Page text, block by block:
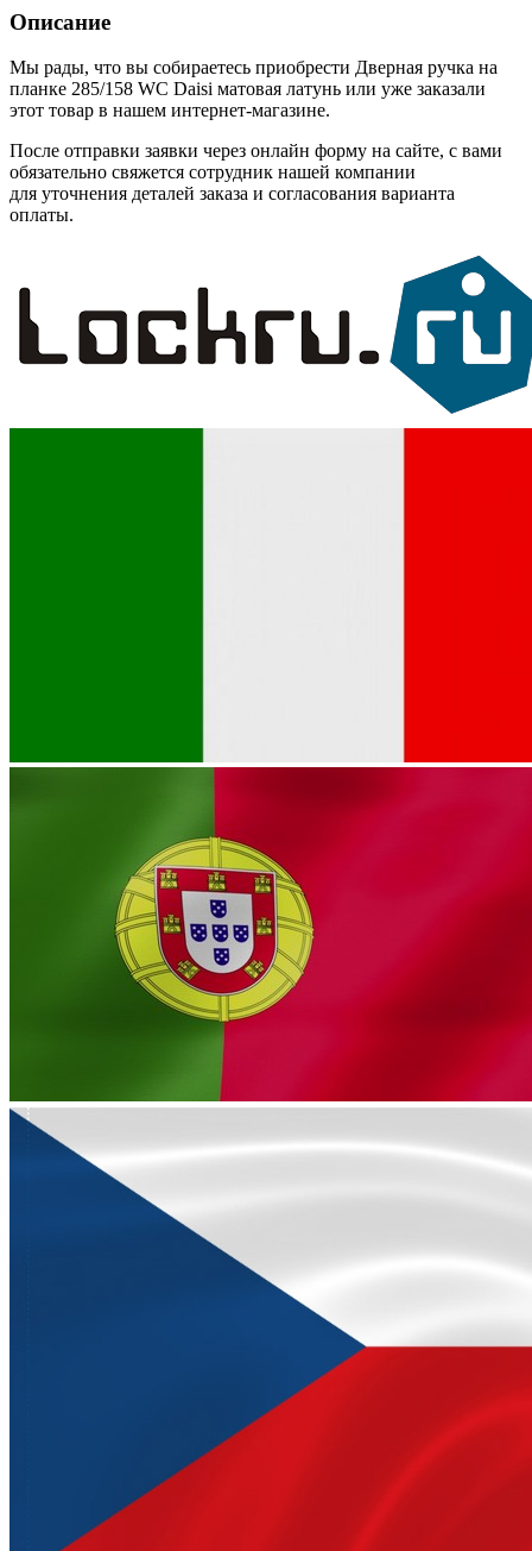
Описание
Мы рады, что вы собираетесь приобрести Дверная ручка на
планке 285/158 WC Daisi матовая латунь или уже заказали
этот товар в нашем интернет-магазине.
После отправки заявки через онлайн форму на сайте, с вами
обязательно свяжется сотрудник нашей компании
для уточнения деталей заказа и согласования варианта
оплаты.